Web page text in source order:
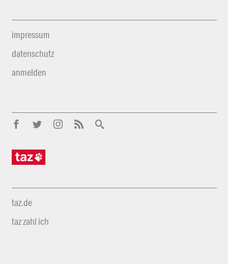
impressum
datenschutz
anmelden
taz.de
taz zahl ich